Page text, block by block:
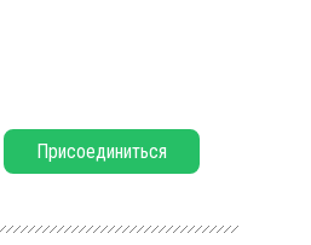
Присоединиться